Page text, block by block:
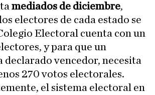
mediados de diciembre,
electores de cada estado se
Electoral cuenta con un
y para que un
declarado vencedor, necesita
270 votos electorales.
el sistema electoral en